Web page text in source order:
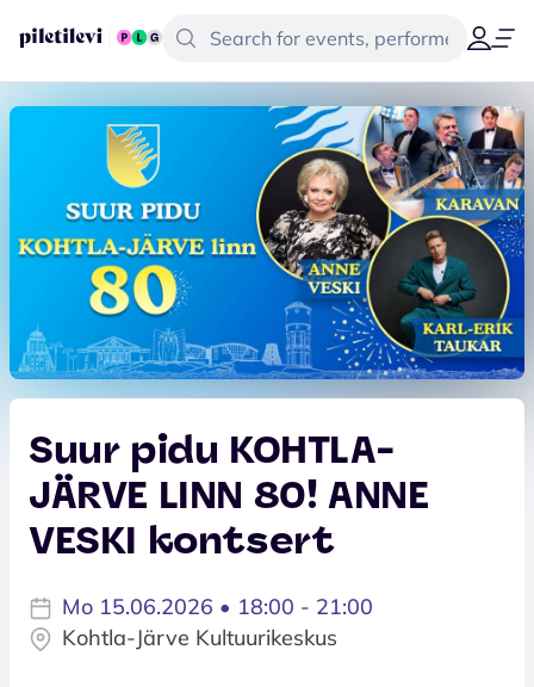
Suur pidu KOHTLA-
JÄRVE LINN 80! ANNE
VESKI kontsert
Mo 15.06.2026 • 18:00 - 21:00
Kohtla-Järve Kultuurikeskus